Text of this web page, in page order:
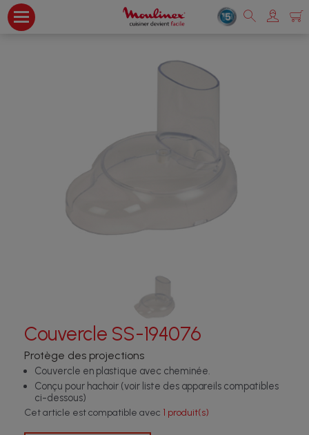
Couvercle SS-194076
Protège des projections
Couvercle en plastique avec cheminée.
Conçu pour hachoir (voir liste des appareils compatibles
ci-dessous)
Cet article est compatible avec 1 produit(s)